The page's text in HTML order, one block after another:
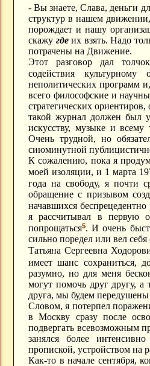
- Вы знаете, Слава, деньги
структур в нашем
порождает и нашу
скажу гдеих взять. Надо
потрачены на Движение.
Этот разговор дал
содействия культурному
неполитических программ
всего философские и
стратегических
такой журнал должен был
искусству, музыке и
Очень трудной, но
сиюминутной
К сожалению, пока я
моей изоляции, и 1 марта
года на свободу, я почти
обращение с призывом
начавшихся
я рассчитывал в первую
попрощаться5.И очень
сильно поредел или вел себя
Татьяна Сергеевна
имеет шанс сохраниться,
разумно, но для меня
могут помочь друг другу,
друга, мы будем
Словом, я потерпел
в Москву сразу после
подвергать всевозможным
занялся более
пропиской, устройством на
Как-то в начале сентября,